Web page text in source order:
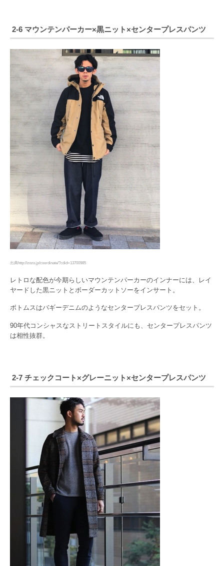
2-6 マウンテンパーカー×黒ニット×センタープレスパンツ
出典http://zozo.jp/coordinate/?cdid=13700985
レトロな配色が今期らしいマウンテンパーカーのインナーには、レイ
ヤードした黒ニットとボーダーカットソーをインサート。
ボトムスはバギーデニムのようなセンタープレスパンツをセット。
90年代コンシャスなストリートスタイルにも、センタープレスパンツ
は相性抜群。
2-7 チェックコート×グレーニット×センタープレスパンツ